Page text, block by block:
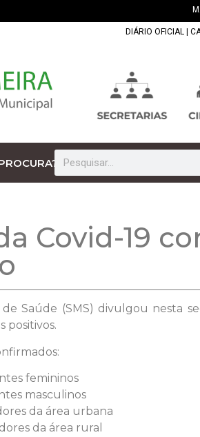
DIÁRIO OFICIAL
Covid-19
Saúde (SMS) divulgou nesta
positivos.
femininos
masculinos
da área urbana
da área rural